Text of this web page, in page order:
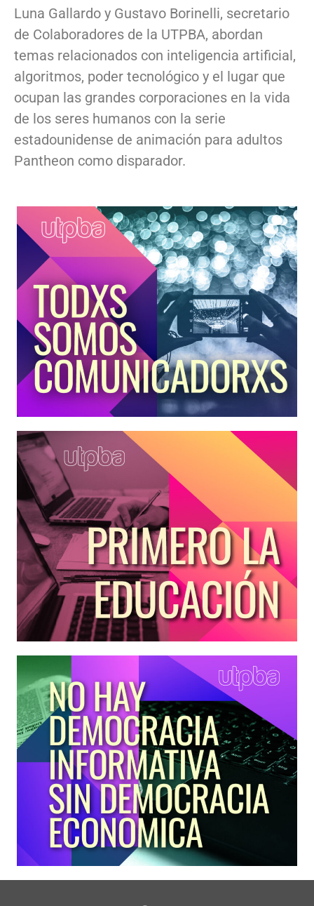
Luna Gallardo y Gustavo Borinelli, secretario
de Colaboradores de la UTPBA, abordan
temas relacionados con inteligencia artificial,
algoritmos, poder tecnológico y el lugar que
ocupan las grandes corporaciones en la vida
de los seres humanos con la serie
estadounidense de animación para adultos
Pantheon como disparador.